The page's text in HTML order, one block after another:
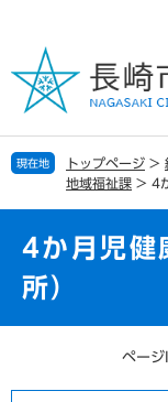
の
で
す
ー
ば
し
現在地 トップページ >
地域福祉課 > 4
4か月児健
所）
ペー